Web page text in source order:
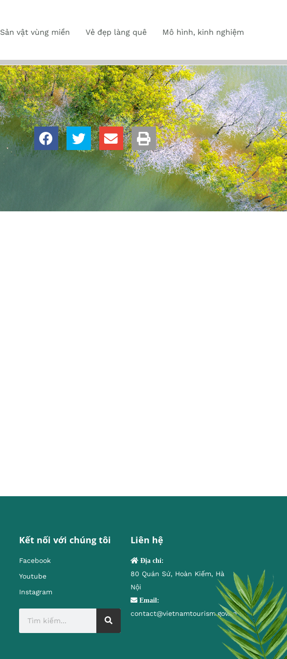
Sản vật vùng miền Vẻ đẹp làng quê Mô hình, kinh nghiệm
Kết nối với chúng tôi
Facebook
Youtube
Instagram
Liên hệ
Địa chỉ:
80 Quán Sứ, Hoàn Kiếm, Hà
Nội
Email:
contact@vietnamtourism.gov.vn